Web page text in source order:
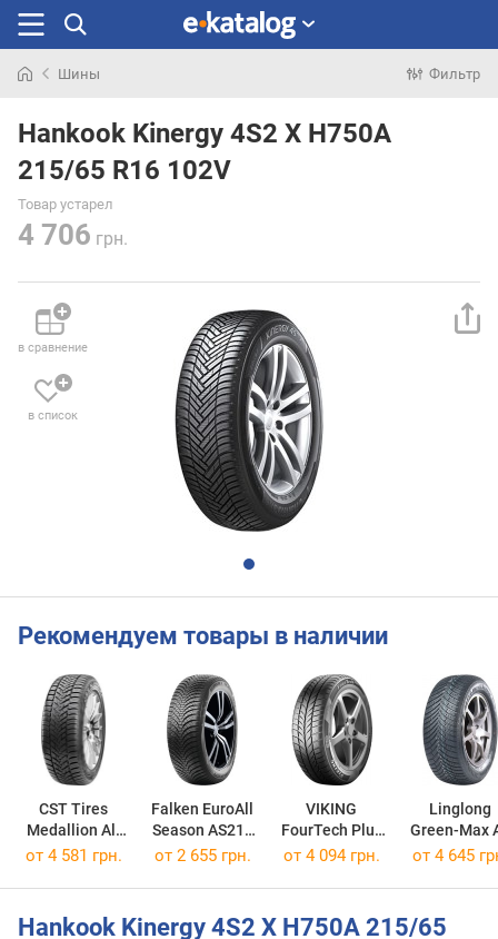
раньше
Шины Фильтр
Hankook Kinergy 4S2 X H750A
215/65 R16 102V
Товар устарел
4 706 грн.
в сравнение
в список
Рекомендуем товары в наличии
CST Tires
Medallion All
Season ACP1
Falken EuroAll
Season AS210
215/65 R16 102V
VIKING
FourTech Plus
215/65 R16 102V
Linglong
Green-Max
Season
от 4 581 грн. от 2 655 грн. от 4 094 грн. от 4 645
Hankook Kinergy 4S2 X H750A 215/65